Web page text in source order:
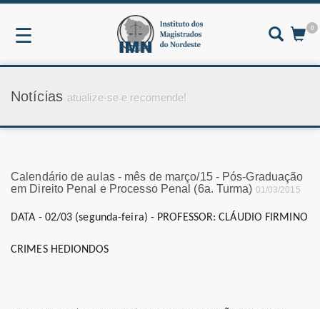
☰ 0
Notícias atualize-se e recomende!
Calendário de aulas - mês de março/15 - Pós-Graduação
em Direito Penal e Processo Penal (6a. Turma) 01/03/2015
DATA - 02/03 (segunda-feira) - PROFESSOR: CLÁUDIO FIRMINO
CRIMES HEDIONDOS